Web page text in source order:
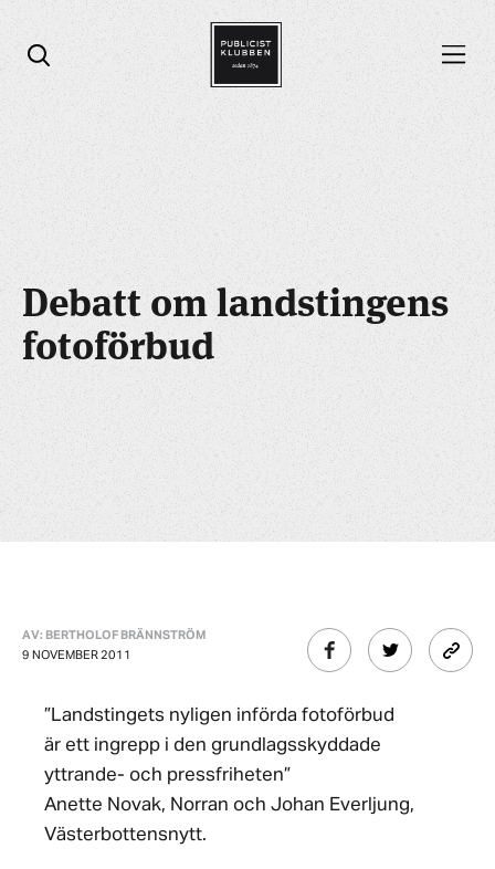
Öppna sök
Öppna menyn
Debatt om landstingens
fotoförbud
AV: BERTHOLOF BRÄNNSTRÖM
9 NOVEMBER 2011
”Landstingets nyligen införda fotoförbud
är ett ingrepp i den grundlagsskyddade
yttrande- och pressfriheten”
Anette Novak, Norran och Johan Everljung,
Västerbottensnytt.